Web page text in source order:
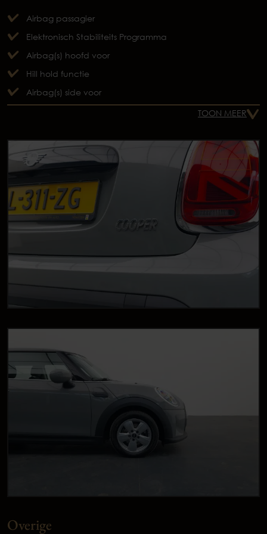
Airbag passagier
Elektronisch Stabiliteits Programma
Airbag(s) hoofd voor
Hill hold functie
Airbag(s) side voor
TOON MEER
Overige